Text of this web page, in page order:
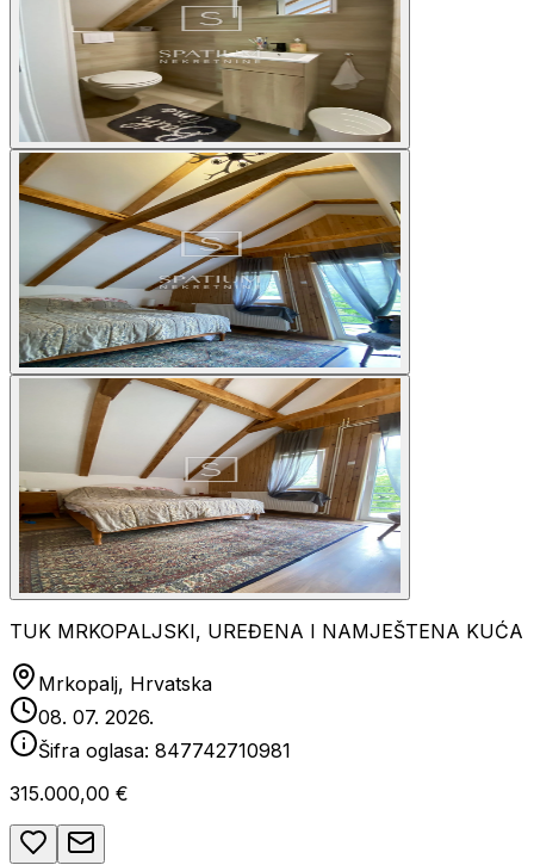
TUK MRKOPALJSKI, UREĐENA I NAMJEŠTENA KUĆA
Mrkopalj, Hrvatska
08. 07. 2026.
Šifra oglasa: 847742710981
315.000,00 €